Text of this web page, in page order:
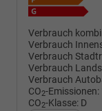
Verbrauch
Verbrauch
Verbrauch
Verbrauch
Verbrauch
CO2-Emissionen:
CO2-Klasse: D